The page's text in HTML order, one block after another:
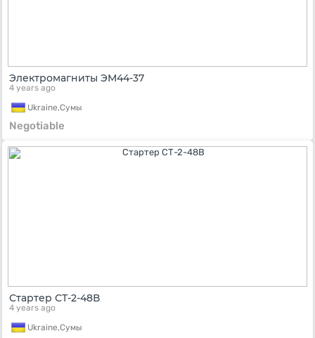
Электромагниты ЭМ44-37
4 years ago
Ukraine,Сумы
Negotiable
Стартер СТ-2-48В
4 years ago
Ukraine,Сумы